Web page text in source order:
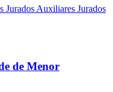
Jurados Auxiliares Jurados
de Menor